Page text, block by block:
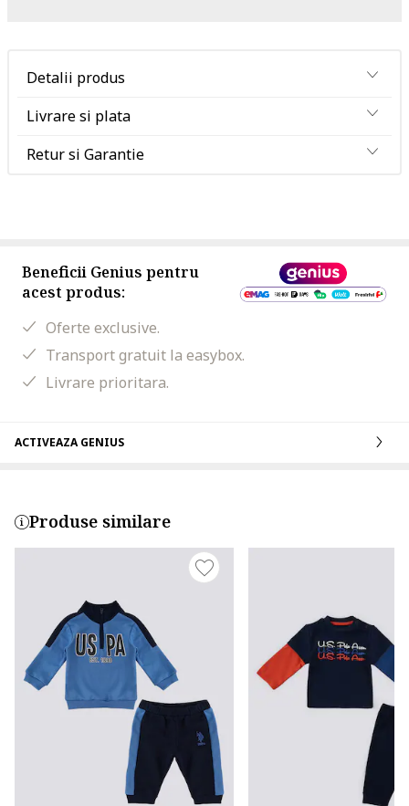
Detalii produs
Livrare si plata
Retur si Garantie
Beneficii Genius pentru
acest produs:
Oferte exclusive.
Transport gratuit la easybox.
Livrare prioritara.
ACTIVEAZA GENIUS
Produse similare